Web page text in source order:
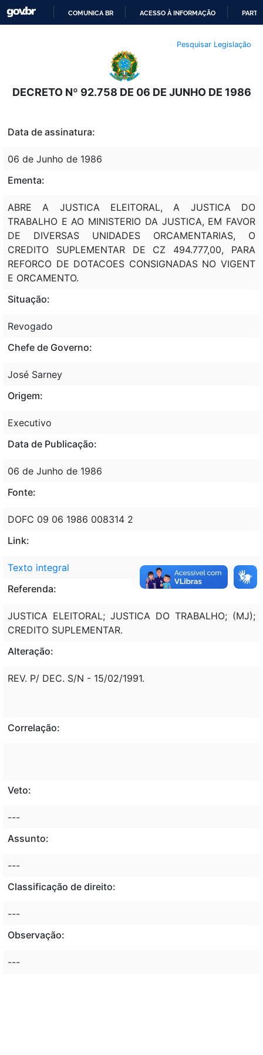
O
CONTEÚDO
COMUNICA BR ACESSO À INFORMAÇÃO
Pesquisar Legislação
DECRETO Nº 92.758 DE 06 DE JUNHO DE 1986
Data de assinatura:
06 de Junho de 1986
Ementa:
ABRE A JUSTICA ELEITORAL, A JUSTICA DO
TRABALHO E AO MINISTERIO DA JUSTICA, EM FAVOR
DE DIVERSAS UNIDADES ORCAMENTARIAS, O
CREDITO SUPLEMENTAR DE CZ 494.777,00, PARA
REFORCO DE DOTACOES CONSIGNADAS NO VIGENT
E ORCAMENTO.
Situação:
Revogado
Chefe de Governo:
José Sarney
Origem:
Executivo
Data de Publicação:
06 de Junho de 1986
Fonte:
DOFC 09 06 1986 008314 2
Link:
Texto integral
Referenda:
JUSTICA ELEITORAL; JUSTICA DO TRABALHO; (MJ);
CREDITO SUPLEMENTAR.
Alteração:
REV. P/ DEC. S/N - 15/02/1991.
Correlação:
Veto:
---
Assunto:
---
Classificação de direito:
---
Observação:
---